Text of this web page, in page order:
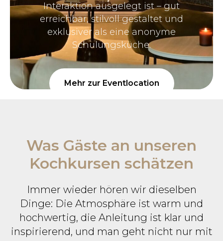
Interaktion ausgelegt ist – gut
erreichbar, stilvoll gestaltet und
exklusiver als eine anonyme
Schulungsküche.
Mehr zur Eventlocation
Was Gäste an unseren
Kochkursen schätzen
Immer wieder hören wir dieselben
Dinge: Die Atmosphäre ist warm und
hochwertig, die Anleitung ist klar und
inspirierend, und man geht nicht nur mit